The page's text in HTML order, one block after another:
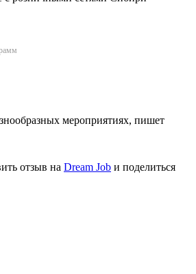
мероприятиях, пишет
отзыв на Dream Job и поделиться